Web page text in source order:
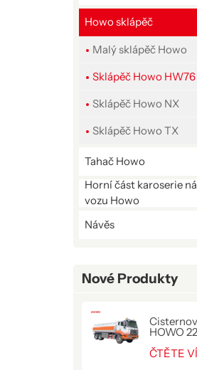
Howo sklápěč
Malý sklápěč Howo
Sklápěč Howo HW76
Sklápěč Howo NX
Sklápěč Howo TX
Tahač Howo
Horní část karoserie
vozu Howo
Návěs
Nové Produkty
HOWO
ČTĚTE